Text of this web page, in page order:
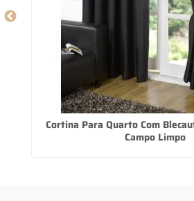
Cortina Para Quarto Com
Campo Limpo